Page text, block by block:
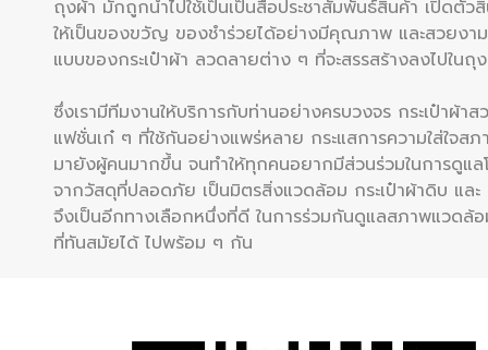
ถุงผ้า มักถูกนำไปใช้เป็นเป็นสื่อประชาสัมพันธ์สินค้า เปิดตั
ให้เป็นของขวัญ ของชำร่วยได้อย่างมีคุณภาพ และสวยงา
แบบของกระเป๋าผ้า ลวดลายต่าง ๆ ที่จะสรรสร้างลงไปในถุ
ซึ่งเรามีทีมงานให้บริการกับท่านอย่างครบวงจร กระเป๋าผ้า
แฟชั่นเก๋ ๆ ที่ใช้กันอย่างแพร่หลาย กระแสการความใส่ใจ
มายังผู้คนมากขึ้น จนทำให้ทุกคนอยากมีส่วนร่วมในการดูแ
จากวัสดุที่ปลอดภัย เป็นมิตรสิ่งแวดล้อม กระเป๋าผ้าดิบ และ
จึงเป็นอีกทางเลือกหนึ่งที่ดี ในการร่วมกันดูแลสภาพแวดล้
ที่ทันสมัยได้ ไปพร้อม ๆ กัน